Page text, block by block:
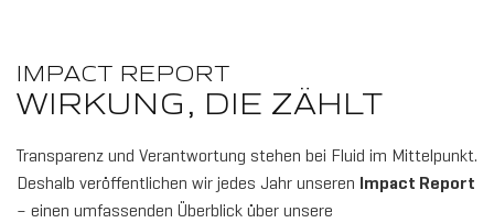
IMPACT REPORT
WIRKUNG, DIE ZÄHLT
Transparenz und Verantwortung stehen bei Fluid im Mittelpunkt.
Deshalb veröffentlichen wir jedes Jahr unseren Impact Report
– einen umfassenden Überblick über unsere